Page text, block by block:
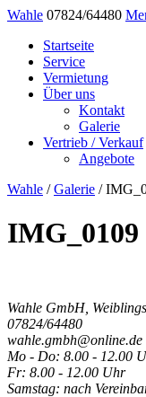
Wahle 07824/64480
Startseite
Service
Vermietung
Über uns
Kontakt
Galerie
Vertrieb / Verkauf
Angebote
Wahle /Galerie /
IMG_0109
Wahle GmbH,
07824/64480
wahle.gmbh@online.de
Mo - Do: 8.00 - 12.00
Fr: 8.00 - 12.00 Uhr
Samstag: nach